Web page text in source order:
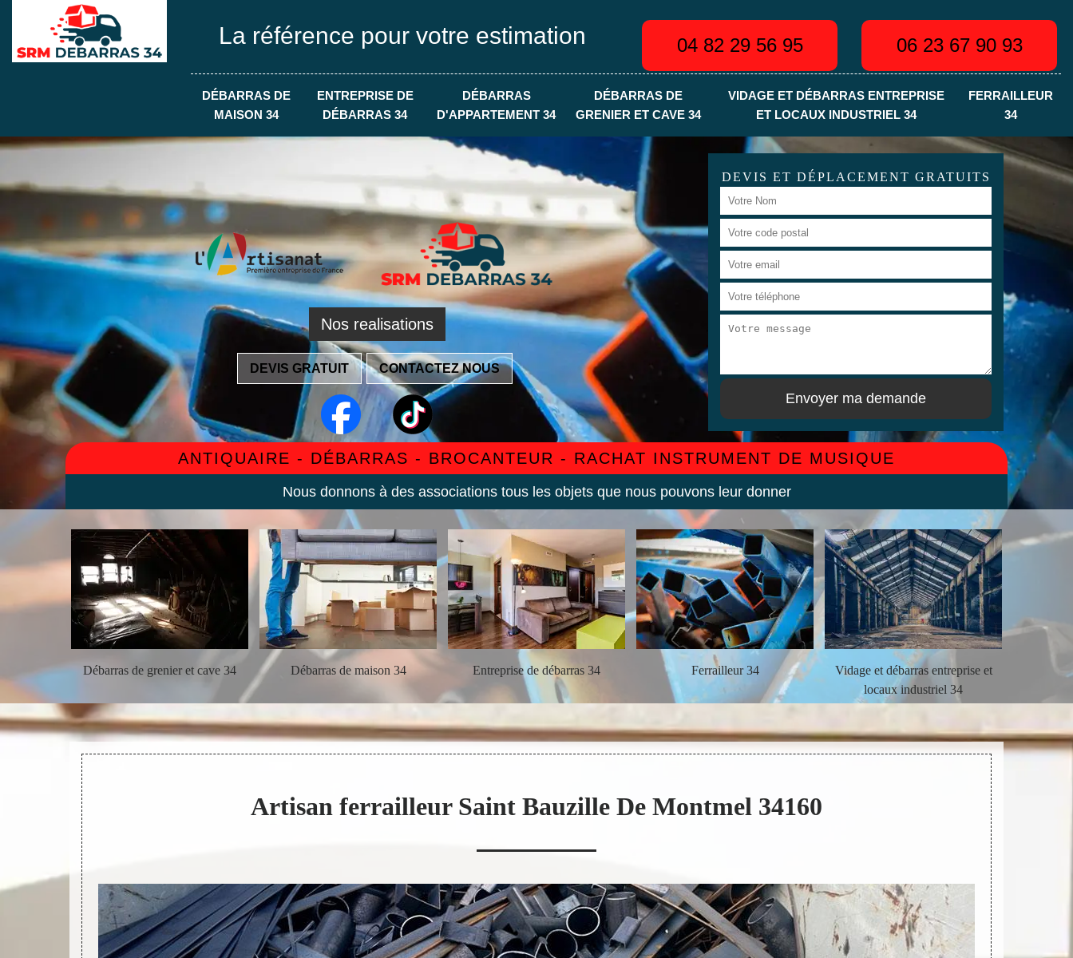
La référence pour votre estimation 04 82 29 56 95 06 23 67 90 93
DÉBARRAS DE
MAISON 34
ENTREPRISE DE
DÉBARRAS 34
DÉBARRAS
D'APPARTEMENT 34
DÉBARRAS DE
GRENIER ET CAVE 34
VIDAGE ET DÉBARRAS ENTREPRISE
ET LOCAUX INDUSTRIEL 34
FERRAILLEUR
34
Nos realisations
DEVIS GRATUIT CONTACTEZ NOUS
DEVIS ET DÉPLACEMENT GRATUITS
ANTIQUAIRE - DÉBARRAS - BROCANTEUR - RACHAT INSTRUMENT DE MUSIQUE
Nous donnons à des associations tous les objets que nous pouvons leur donner
34 Débarras de grenier et cave 34 Débarras de maison 34 Entreprise de débarras 34 Ferrailleur 34
Vidage et débarras entreprise et
locaux industriel 34
Artisan ferrailleur Saint Bauzille De Montmel 34160